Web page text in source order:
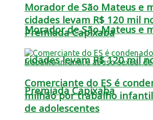
Morador de São Mateus e
cidades levam R$ 120 mil
Premiada Capixaba
Morador de São Mateus e
cidades levam R$ 120 mil
Premiada Capixaba
Comerciante do ES é
milhão por trabalho infantil
de adolescentes